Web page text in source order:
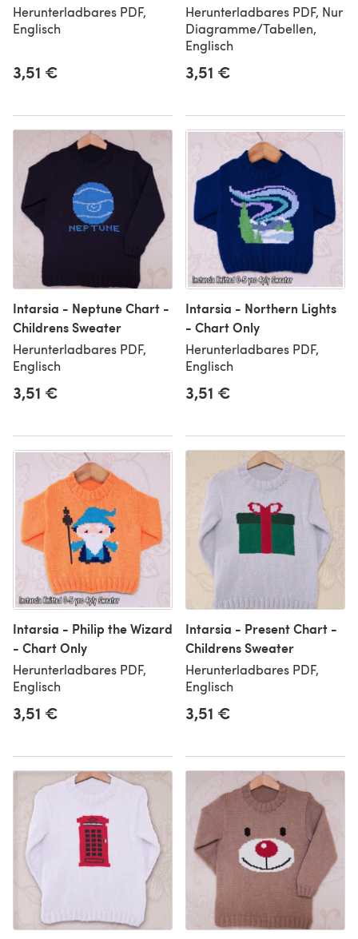
Herunterladbares PDF,
Englisch
3,51 €
Herunterladbares PDF, Nur
Diagramme/Tabellen,
Englisch
3,51 €
Intarsia - Neptune Chart -
Childrens Sweater
Herunterladbares PDF,
Englisch
3,51 €
Intarsia - Northern Lights
- Chart Only
Herunterladbares PDF,
Englisch
3,51 €
Intarsia - Philip the Wizard
- Chart Only
Herunterladbares PDF,
Englisch
3,51 €
Intarsia - Present Chart -
Childrens Sweater
Herunterladbares PDF,
Englisch
3,51 €